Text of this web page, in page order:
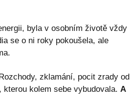
byla v osobním životě vždy
se o ni roky pokoušela, ale
zklamání, pocit zrady od
kolem sebe vybudovala. A